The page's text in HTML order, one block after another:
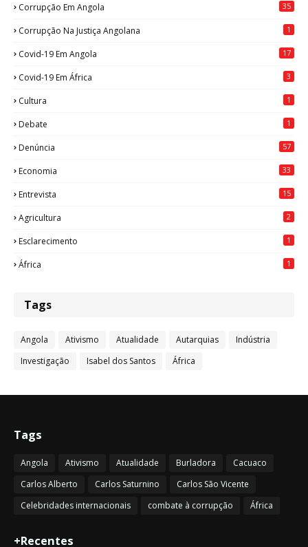
Corrupção Em Angola 35
Corrupção Na Justiça Angolana 1
Covid-19 Em Angola 17
Covid-19 Em África 3
Cultura 1
Debate 1
Denúncia 57
Economia 33
Entrevista 15
Agricultura 2
Esclarecimento 1
África 1
Tags
Angola Ativismo Atualidade Autarquias
Indústria
Investigação
Isabel dos Santos África
Tags
Angola Ativismo Atualidade Burladora
Cacuaco
Carlos Alberto
Carlos Saturnino
Carlos São Vicente
Celebridades internacionais
combate à corrupção África
+Recentes